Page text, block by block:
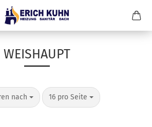
WEISHAUPT
nach
nach 16 pro Seite
pro Seite